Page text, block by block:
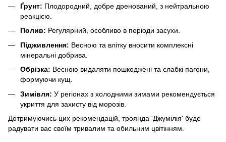
Ґрунт: Плодородний, добре дренований, з нейтральною
реакцією.
Полив: Регулярний, особливо в періоди засухи.
Підживлення: Весною та влітку вносити комплексні
мінеральні добрива.
Обрізка: Весною видаляти пошкоджені та слабкі пагони,
формуючи кущ.
Зимівля: У регіонах з холодними зимами рекомендується
укриття для захисту від морозів.
Дотримуючись цих рекомендацій, троянда 'Джумілія' буде
радувати вас своїм тривалим та обильним цвітінням.